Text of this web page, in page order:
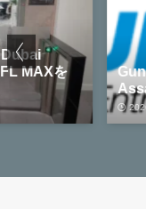
を
Assa
2026年8